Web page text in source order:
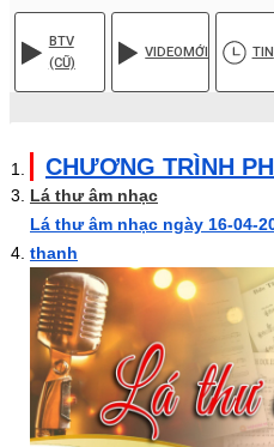
BTV
(CŨ)
VIDEOMỚI TIN
CHƯƠNG TRÌNH
Lá thư âm nhạc
Lá thư âm nhạc ngày 16-04-
thanh